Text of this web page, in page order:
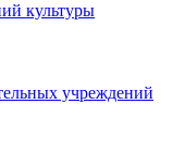
культуры
учреждений